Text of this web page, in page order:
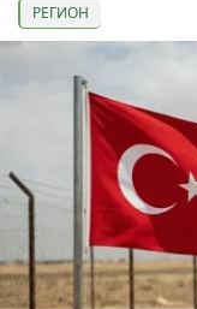
РЕГИОН